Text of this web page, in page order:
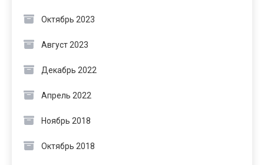
Октябрь 2023
Август 2023
Декабрь 2022
Апрель 2022
Ноябрь 2018
Октябрь 2018